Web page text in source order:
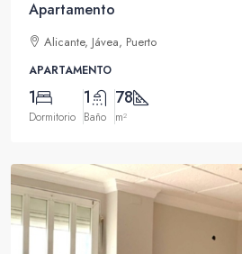
Apartamento
Alicante, Jávea, Puerto
APARTAMENTO
1
Dormitorio
1
Baño
78
m²